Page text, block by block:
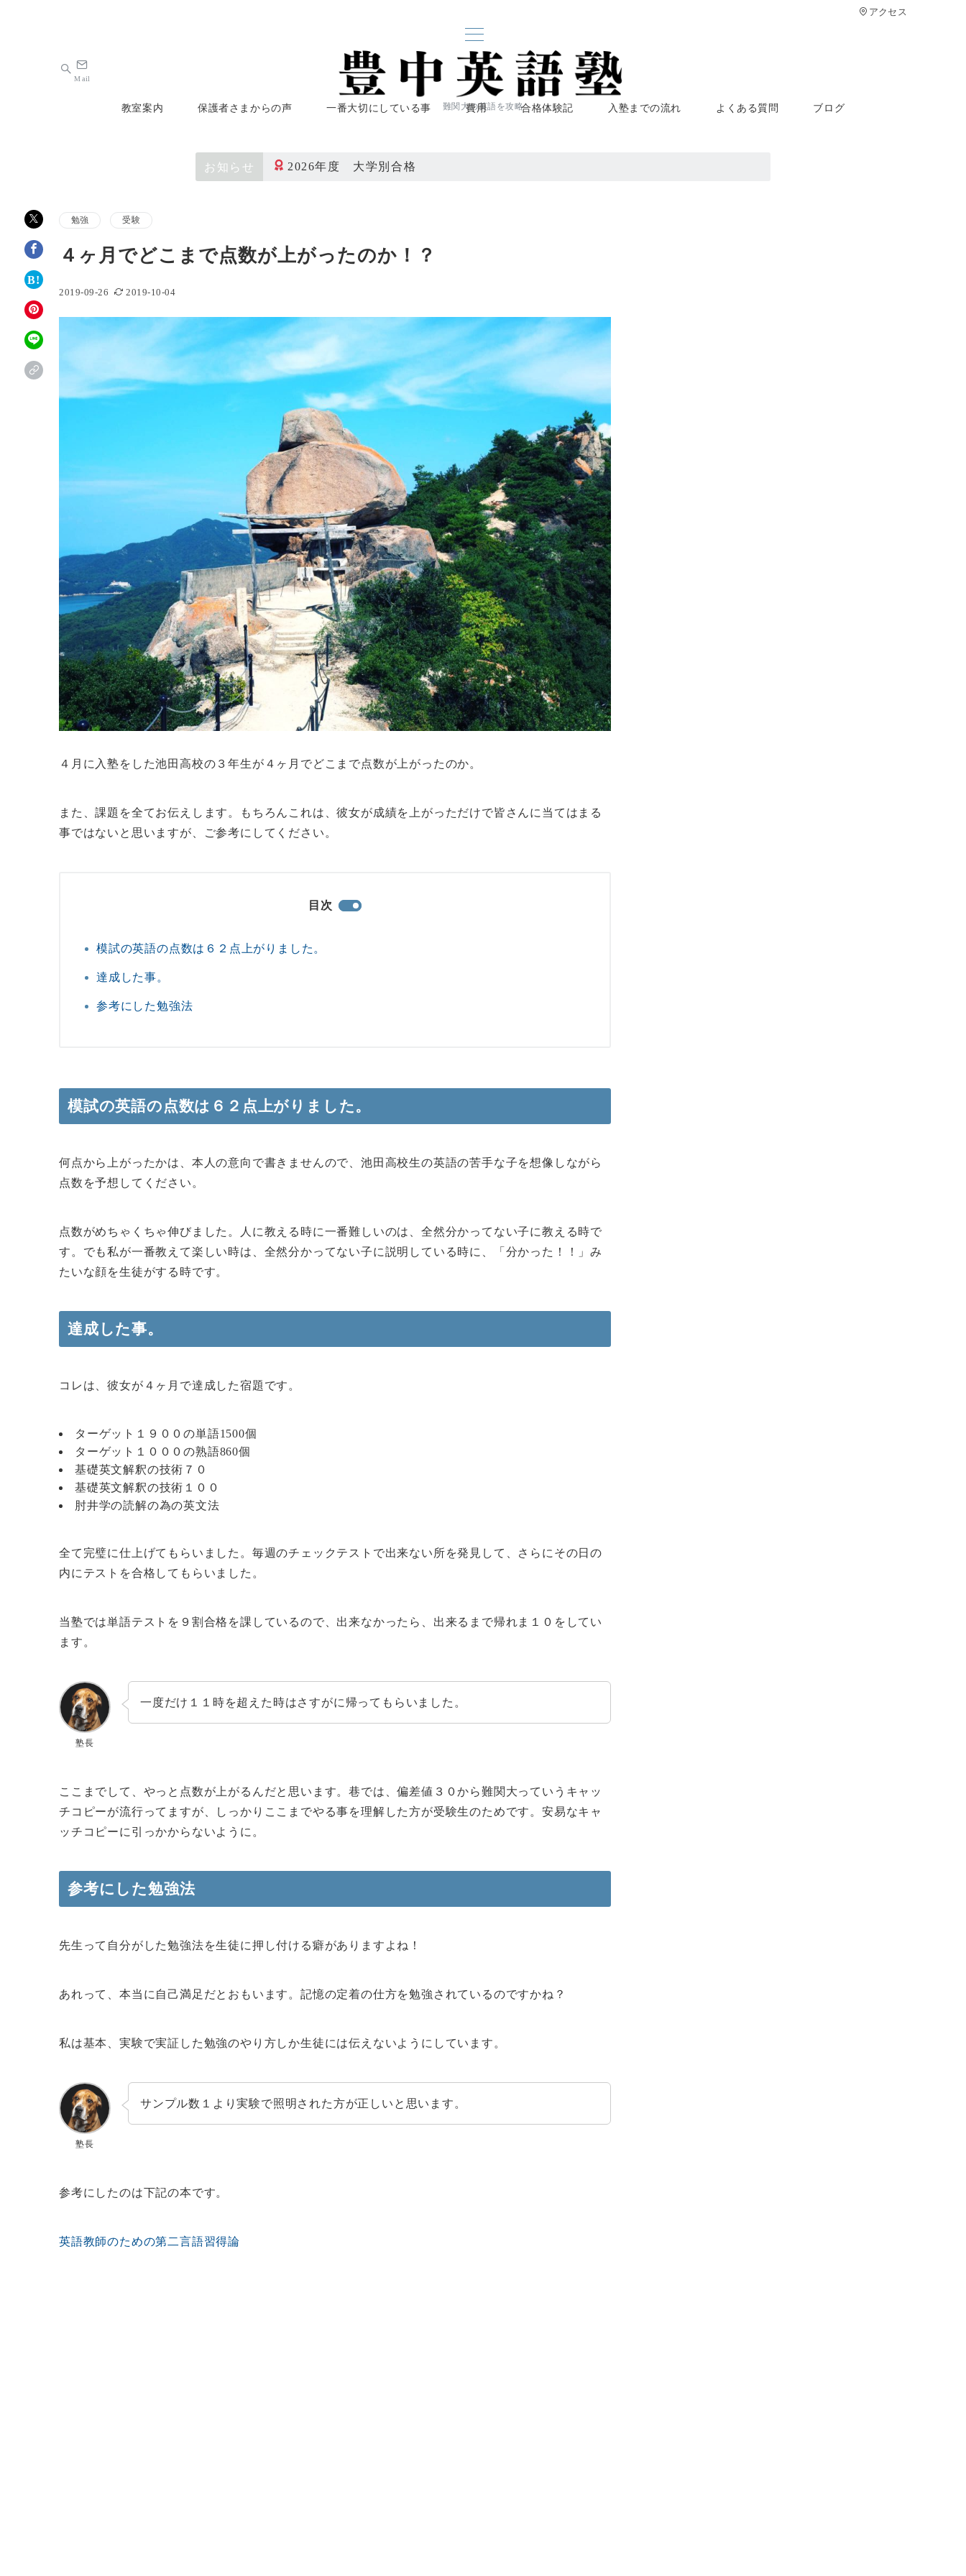
アクセス
難関大の英語を攻略
Mail
教室案内 保護者さまからの声 一番大切にしている事 費用 合格体験記 入塾までの流れ よくある質問 ブログ
お知らせ 2026年度 大学別合格
勉強 受験
４ヶ月でどこまで点数が上がったのか！？
2019-09-26 2019-10-04
４月に入塾をした池田高校の３年生が４ヶ月でどこまで点数が上がったのか。
また、課題を全てお伝えします。もちろんこれは、彼女が成績を上がっただけで皆さんに当てはまる
事ではないと思いますが、ご参考にしてください。
目次
模試の英語の点数は６２点上がりました。
達成した事。
参考にした勉強法
模試の英語の点数は６２点上がりました。
何点から上がったかは、本人の意向で書きませんので、池田高校生の英語の苦手な子を想像しながら
点数を予想してください。
点数がめちゃくちゃ伸びました。人に教える時に一番難しいのは、全然分かってない子に教える時で
す。でも私が一番教えて楽しい時は、全然分かってない子に説明している時に、「分かった！！」み
たいな顔を生徒がする時です。
達成した事。
コレは、彼女が４ヶ月で達成した宿題です。
ターゲット１９００の単語1500個
ターゲット１０００の熟語860個
基礎英文解釈の技術７０
基礎英文解釈の技術１００
肘井学の読解の為の英文法
全て完璧に仕上げてもらいました。毎週のチェックテストで出来ない所を発見して、さらにその日の
内にテストを合格してもらいました。
当塾では単語テストを９割合格を課しているので、出来なかったら、出来るまで帰れま１０をしてい
ます。
塾長
一度だけ１１時を超えた時はさすがに帰ってもらいました。
ここまでして、やっと点数が上がるんだと思います。巷では、偏差値３０から難関大っていうキャッ
チコピーが流行ってますが、しっかりここまでやる事を理解した方が受験生のためです。安易なキャ
ッチコピーに引っかからないように。
参考にした勉強法
先生って自分がした勉強法を生徒に押し付ける癖がありますよね！
あれって、本当に自己満足だとおもいます。記憶の定着の仕方を勉強されているのですかね？
私は基本、実験で実証した勉強のやり方しか生徒には伝えないようにしています。
塾長
サンプル数１より実験で照明された方が正しいと思います。
参考にしたのは下記の本です。
英語教師のための第二言語習得論
問い合わせ
問い合わせ